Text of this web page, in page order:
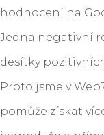
hodnocení na
Jedna negativní
desítky
Proto jsme v
pomůže získat